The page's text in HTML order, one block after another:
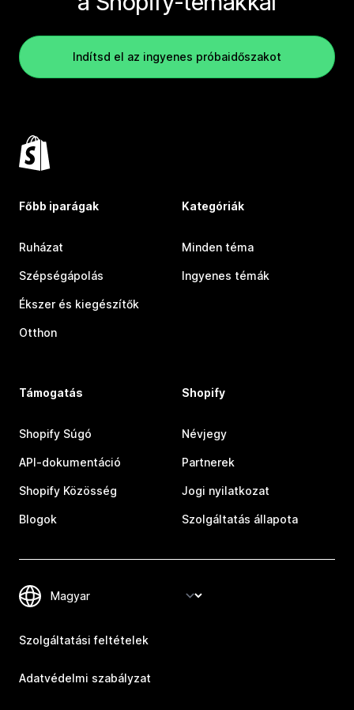
Indítsd el az ingyenes próbaidőszakot
Főbb iparágak
Ruházat
Szépségápolás
Ékszer és kiegészítők
Otthon
Kategóriák
Minden téma
Ingyenes témák
Támogatás
Shopify Súgó
API-dokumentáció
Shopify Közösség
Blogok
Shopify
Névjegy
Partnerek
Jogi nyilatkozat
Szolgáltatás állapota
Szolgáltatási feltételek
Adatvédelmi szabályzat